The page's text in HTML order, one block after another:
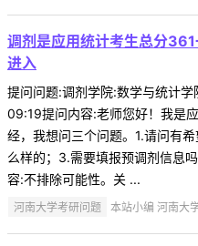
调剂是应用统计考生总分
进入
提问问题:调剂学院:数学与统计
09:19提问内容:老师您好！我是
经，我想问三个问题。1.请问有
么样的；3.需要填报预调剂信息
容:不排除可能性。关 ...
河南大学考研问题 本站小编 河南大